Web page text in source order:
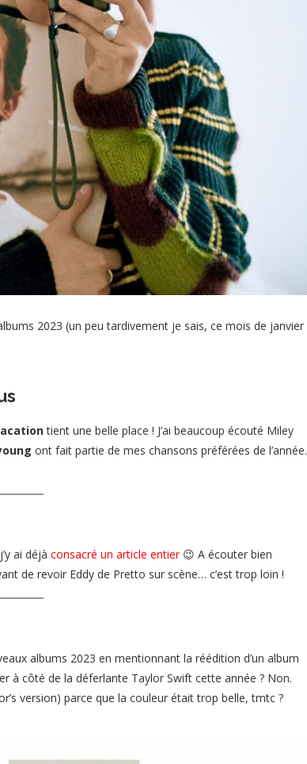
2023 (un peu tardivement je sais, ce mois de janvier
tient une belle place ! J’ai beaucoup écouté Miley
ont fait partie de mes chansons préférées de l’année.
ai déjà consacré un article entier😉 A écouter bien
de revoir Eddy de Pretto sur scène… c’est trop loin !
albums 2023 en mentionnant la réédition d’un album
à côté de la déferlante Taylor Swift cette année ? Non.
version) parce que la couleur était trop belle, tmtc ?